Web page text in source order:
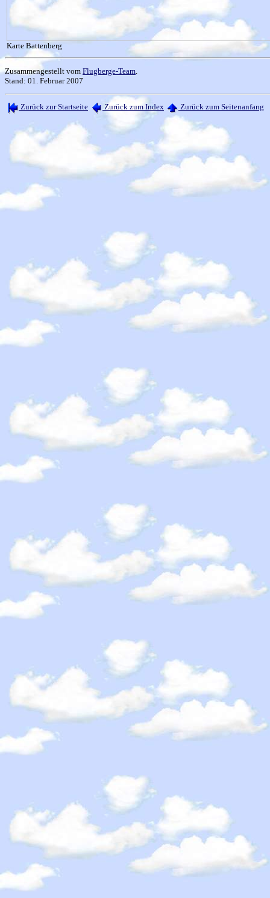
Karte Battenberg
Zusammengestellt vom Flugberge-Team.
Stand: 01. Februar 2007
Zurück zur Startseite Zurück zum Index Zurück zum Seitenanfang